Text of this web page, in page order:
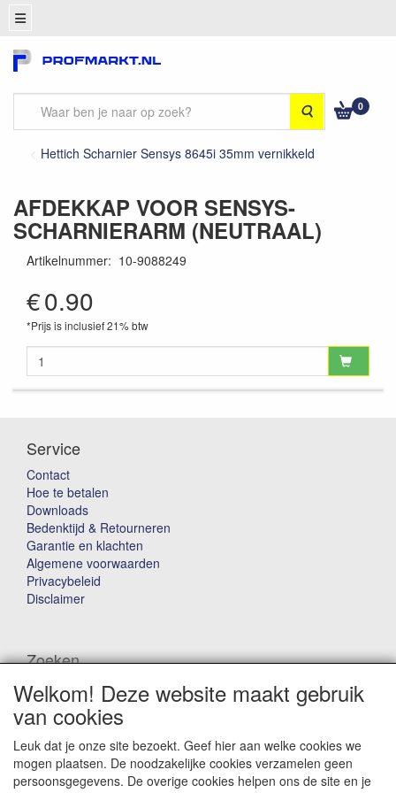
Zoeken 0
Hettich Scharnier Sensys 8645i 35mm vernikkeld
AFDEKKAP VOOR SENSYS-
SCHARNIERARM (NEUTRAAL)
Artikelnummer: 10-9088249
€0.90
*Prijs is inclusief 21% btw
Service
Contact
Hoe te betalen
Downloads
Bedenktijd & Retourneren
Garantie en klachten
Algemene voorwaarden
Privacybeleid
Disclaimer
Zoeken
Waar ben je naar op zoek?
Welkom! Deze website maakt gebruik
van cookies
Leuk dat je onze site bezoekt. Geef hier aan welke cookies we
mogen plaatsen. De noodzakelijke cookies verzamelen geen
persoonsgegevens. De overige cookies helpen ons de site en je